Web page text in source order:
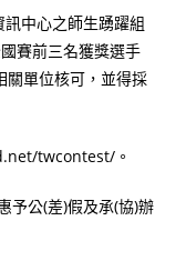
中心之師生踴躍組
賽前三名獲獎選手
關單位核可，並得採
twcontest/。
予公(差)假及承(協)辦